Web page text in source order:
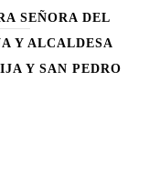
SEÑORA DEL
Y ALCALDESA
Y SAN PEDRO